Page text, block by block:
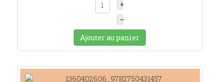
+
–
Ajouter au panier